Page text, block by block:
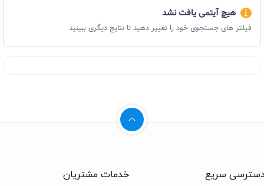
هیچ آیتمی یافت نشد
فیلتر های جستجوی خود را تغییر دهید تا نتایج دیگری ببینید
سریع خدمات مشتریان